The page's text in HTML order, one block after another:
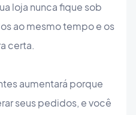
loja nunca fique sob
ao mesmo tempo e os
certa.
aumentará porque
seus pedidos, e você